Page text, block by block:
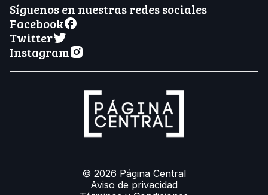
Síguenos en nuestras redes sociales
Facebook
Twitter
Instagram
© 2026 Página Central
Aviso de privacidad